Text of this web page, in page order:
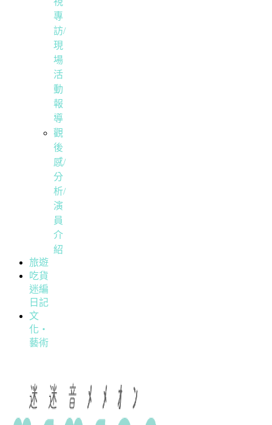
專
訪/
現
場
活
動
報
導
觀
後
感/
分
析/
演
員
介
紹
旅遊
吃貨
迷編
日記
文
化・
藝術